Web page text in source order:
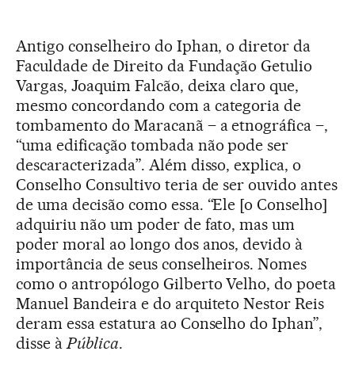
Antigo conselheiro do Iphan, o diretor da
Faculdade de Direito da Fundação Getulio
Vargas, Joaquim Falcão, deixa claro que,
mesmo concordando com a categoria de
tombamento do Maracanã – a etnográfica –,
“uma edificação tombada não pode ser
descaracterizada”. Além disso, explica, o
Conselho Consultivo teria de ser ouvido antes
de uma decisão como essa. “Ele [o Conselho]
adquiriu não um poder de fato, mas um
poder moral ao longo dos anos, devido à
importância de seus conselheiros. Nomes
como o antropólogo Gilberto Velho, do poeta
Manuel Bandeira e do arquiteto Nestor Reis
deram essa estatura ao Conselho do Iphan”,
disse àPública.